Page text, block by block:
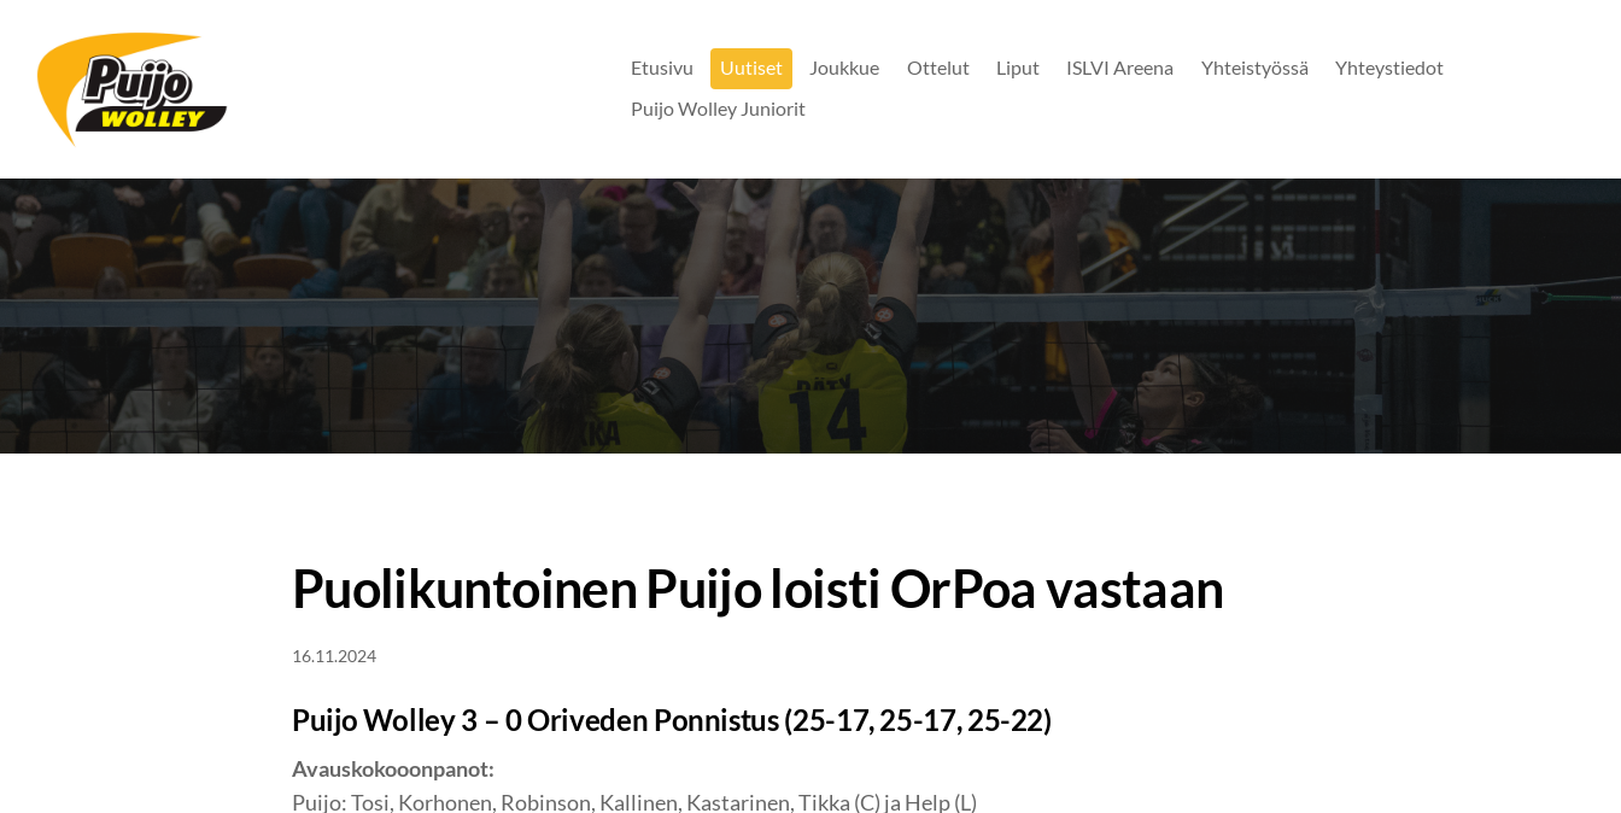
sivun
sisältöön
Sivuston etusivulle
Etusivu Uutiset Joukkue Ottelut Liput ISLVI Areena Yhteistyössä
Yhteystiedot
Puijo Wolley Juniorit
Puolikuntoinen Puijo loisti OrPoa vastaan
16.11.2024
Puijo Wolley 3 – 0 Oriveden Ponnistus (25-17, 25-17, 25-22)
Avauskokooonpanot:
Puijo: Tosi, Korhonen, Robinson, Kallinen, Kastarinen, Tikka (C) ja Help (L)